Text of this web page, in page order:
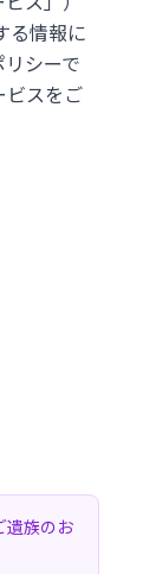
る情報に
シーで
ビスをご
遺族のお